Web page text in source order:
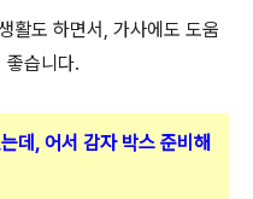
활도 하면서, 가사에도 도움
좋습니다.
데, 어서 감자 박스 준비해